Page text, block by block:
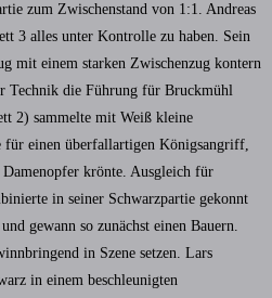
zum Zwischenstand von 1:1. Andreas
3 alles unter Kontrolle zu haben. Sein
mit einem starken Zwischenzug kontern
Technik die Führung für Bruckmühl
2) sammelte mit Weiß kleine
für einen überfallartigen Königsangriff,
krönte. Ausgleich für
in seiner Schwarzpartie gekonnt
gewann so zunächst einen Bauern.
in Szene setzen. Lars
in einem beschleunigten